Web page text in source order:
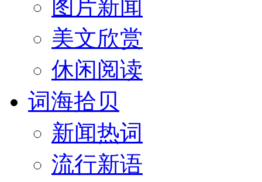
图片新闻
美文欣赏
休闲阅读
词海拾贝
新闻热词
流行新语